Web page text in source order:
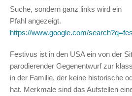
Suche, sondern ganz links wird ein
Pfahl angezeigt.
https://www.google.com/
Festivus ist in den USA ein von der
parodierender Gegenentwurf zur
in der Familie, der keine historische
hat. Merkmale sind das Aufstellen